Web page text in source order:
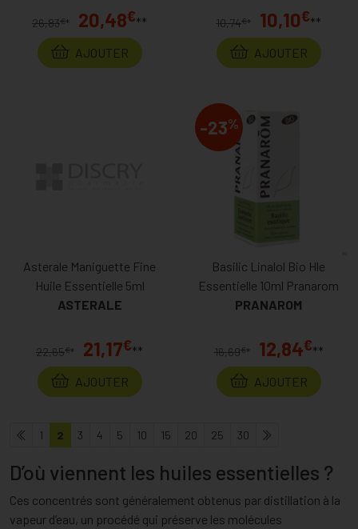
26,83€* 20,48€**
AJOUTER
10,74€* 10,10€**
AJOUTER
Asterale Maniguette Fine
Huile Essentielle 5ml
ASTERALE
22,65€* 21,17€**
AJOUTER
-23%
Basilic Linalol Bio Hle
Essentielle 10ml Pranarom
PRANAROM
16,69€ * 12,84€**
AJOUTER
1 2 3 4 5 10 15 20 25 30
D’où viennent les huiles essentielles ?
Ces concentrés sont généralement obtenus par distillation à la
vapeur d’eau, un procédé qui préserve les molécules